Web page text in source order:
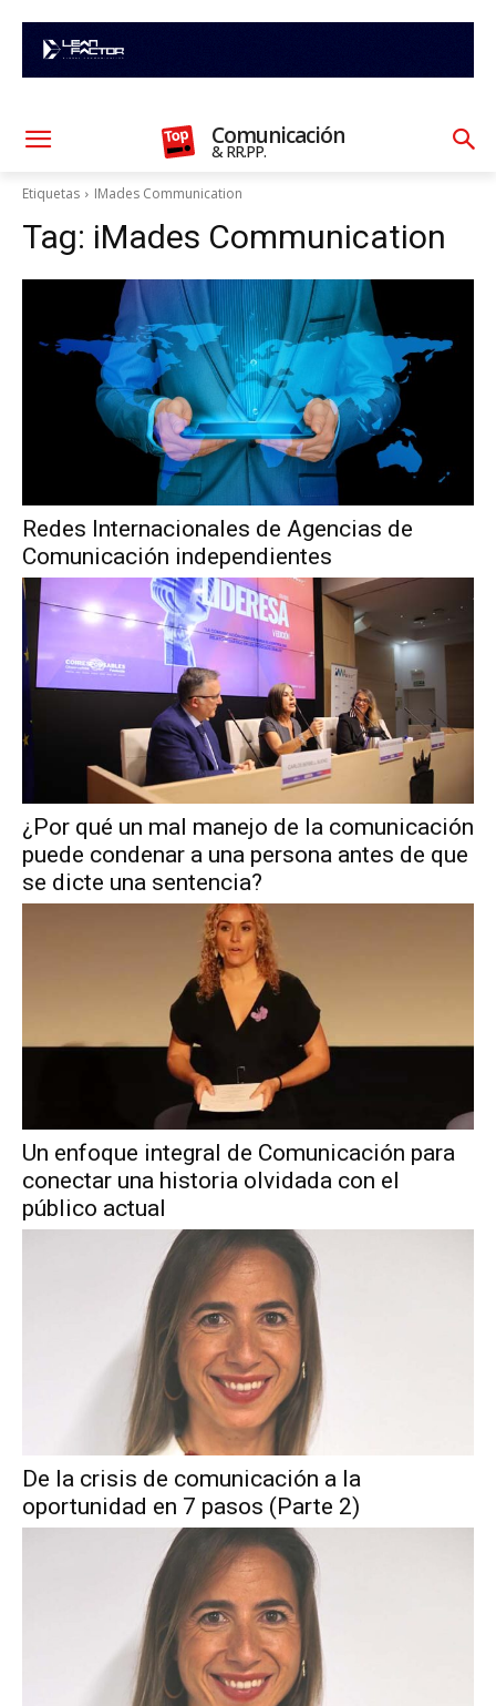
Comunicación
& RR.PP.
Etiquetas IMades Communication
Tag: iMades Communication
Redes Internacionales de Agencias de
Comunicación independientes
¿Por qué un mal manejo de la comunicación
puede condenar a una persona antes de que
se dicte una sentencia?
Un enfoque integral de Comunicación para
conectar una historia olvidada con el
público actual
De la crisis de comunicación a la
oportunidad en 7 pasos (Parte 2)